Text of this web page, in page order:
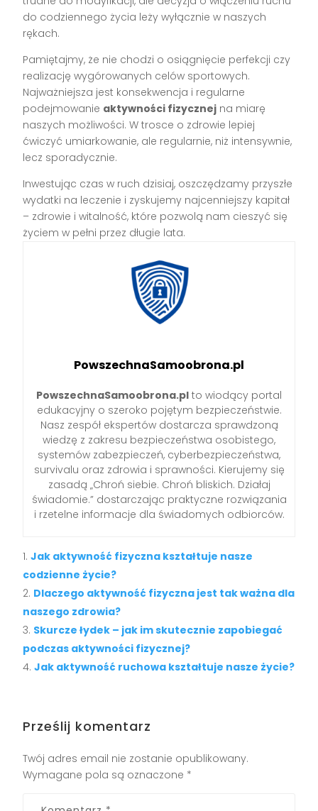
do codziennego życia leży wyłącznie w naszych
rękach.
Pamiętajmy, że nie chodzi o osiągnięcie perfekcji czy
realizację wygórowanych celów sportowych.
Najważniejsza jest konsekwencja i regularne
podejmowanie aktywności fizycznej na miarę
naszych możliwości. W trosce o zdrowie lepiej
ćwiczyć umiarkowanie, ale regularnie, niż intensywnie,
lecz sporadycznie.
Inwestując czas w ruch dzisiaj, oszczędzamy przyszłe
wydatki na leczenie i zyskujemy najcenniejszy kapitał
– zdrowie i witalność, które pozwolą nam cieszyć się
życiem w pełni przez długie lata.
PowszechnaSamoobrona.pl
PowszechnaSamoobrona.pl to wiodący portal
edukacyjny o szeroko pojętym bezpieczeństwie.
Nasz zespół ekspertów dostarcza sprawdzoną
wiedzę z zakresu bezpieczeństwa osobistego,
systemów zabezpieczeń, cyberbezpieczeństwa,
survivalu oraz zdrowia i sprawności. Kierujemy się
zasadą „Chroń siebie. Chroń bliskich. Działaj
świadomie.” dostarczając praktyczne rozwiązania
i rzetelne informacje dla świadomych odbiorców.
Jak aktywność fizyczna kształtuje nasze
codzienne życie?
Dlaczego aktywność fizyczna jest tak ważna dla
naszego zdrowia?
Skurcze łydek – jak im skutecznie zapobiegać
podczas aktywności fizycznej?
Jak aktywność ruchowa kształtuje nasze życie?
Prześlij komentarz
Twój adres email nie zostanie opublikowany.
Wymagane pola są oznaczone *